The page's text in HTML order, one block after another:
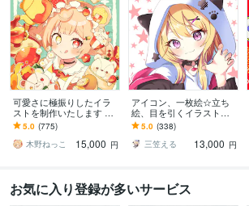
可愛さに極振りしたイラ
ストを制作いたします ★
商用利用＆二次利用込
み！ミニキャラは小物２
点まで無料！★
5.0 (775)
木野ねっこ
15,000 円
アイコン、一枚絵☆立ち
絵、目を引くイラスト描
きます イリアム、サム
ネ、live2D、YouTube、歌
ってみたも
5.0 (338)
三笠える
13,000 円
お気に入り登録が多いサービス